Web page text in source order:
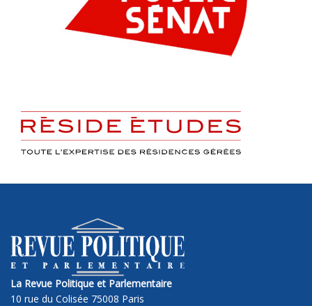
La Revue Politique et Parlementaire
10 rue du Colisée 75008 Paris